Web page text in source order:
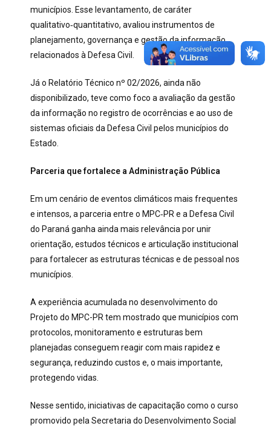
municípios. Esse levantamento, de caráter
qualitativo‑quantitativo, avaliou instrumentos de
planejamento, governança e gestão da informação
relacionados à Defesa Civil.
Já o Relatório Técnico nº 02/2026, ainda não
disponibilizado, teve como foco a avaliação da gestão
da informação no registro de ocorrências e ao uso de
sistemas oficiais da Defesa Civil pelos municípios do
Estado.
Parceria que fortalece a Administração Pública
Em um cenário de eventos climáticos mais frequentes
e intensos, a parceria entre o MPC‑PR e a Defesa Civil
do Paraná ganha ainda mais relevância por unir
orientação, estudos técnicos e articulação institucional
para fortalecer as estruturas técnicas e de pessoal nos
municípios.
A experiência acumulada no desenvolvimento do
Projeto do MPC-PR tem mostrado que municípios com
protocolos, monitoramento e estruturas bem
planejadas conseguem reagir com mais rapidez e
segurança, reduzindo custos e, o mais importante,
protegendo vidas.
Nesse sentido, iniciativas de capacitação como o curso
promovido pela Secretaria do Desenvolvimento Social